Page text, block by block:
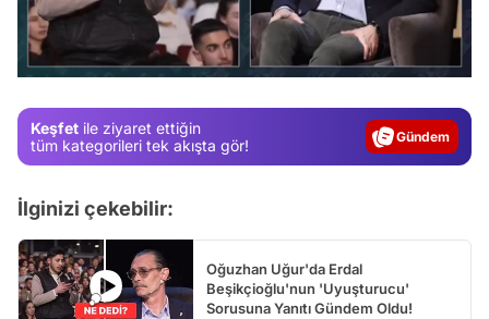
/
Keşfet ile ziyaret ettiğin
tüm kategorileri tek akışta gör!
Video
Gündem
Test
İlginizi çekebilir:
Oğuzhan Uğur'da Erdal
Beşikçioğlu'nun 'Uyuşturucu'
Sorusuna Yanıtı Gündem Oldu!